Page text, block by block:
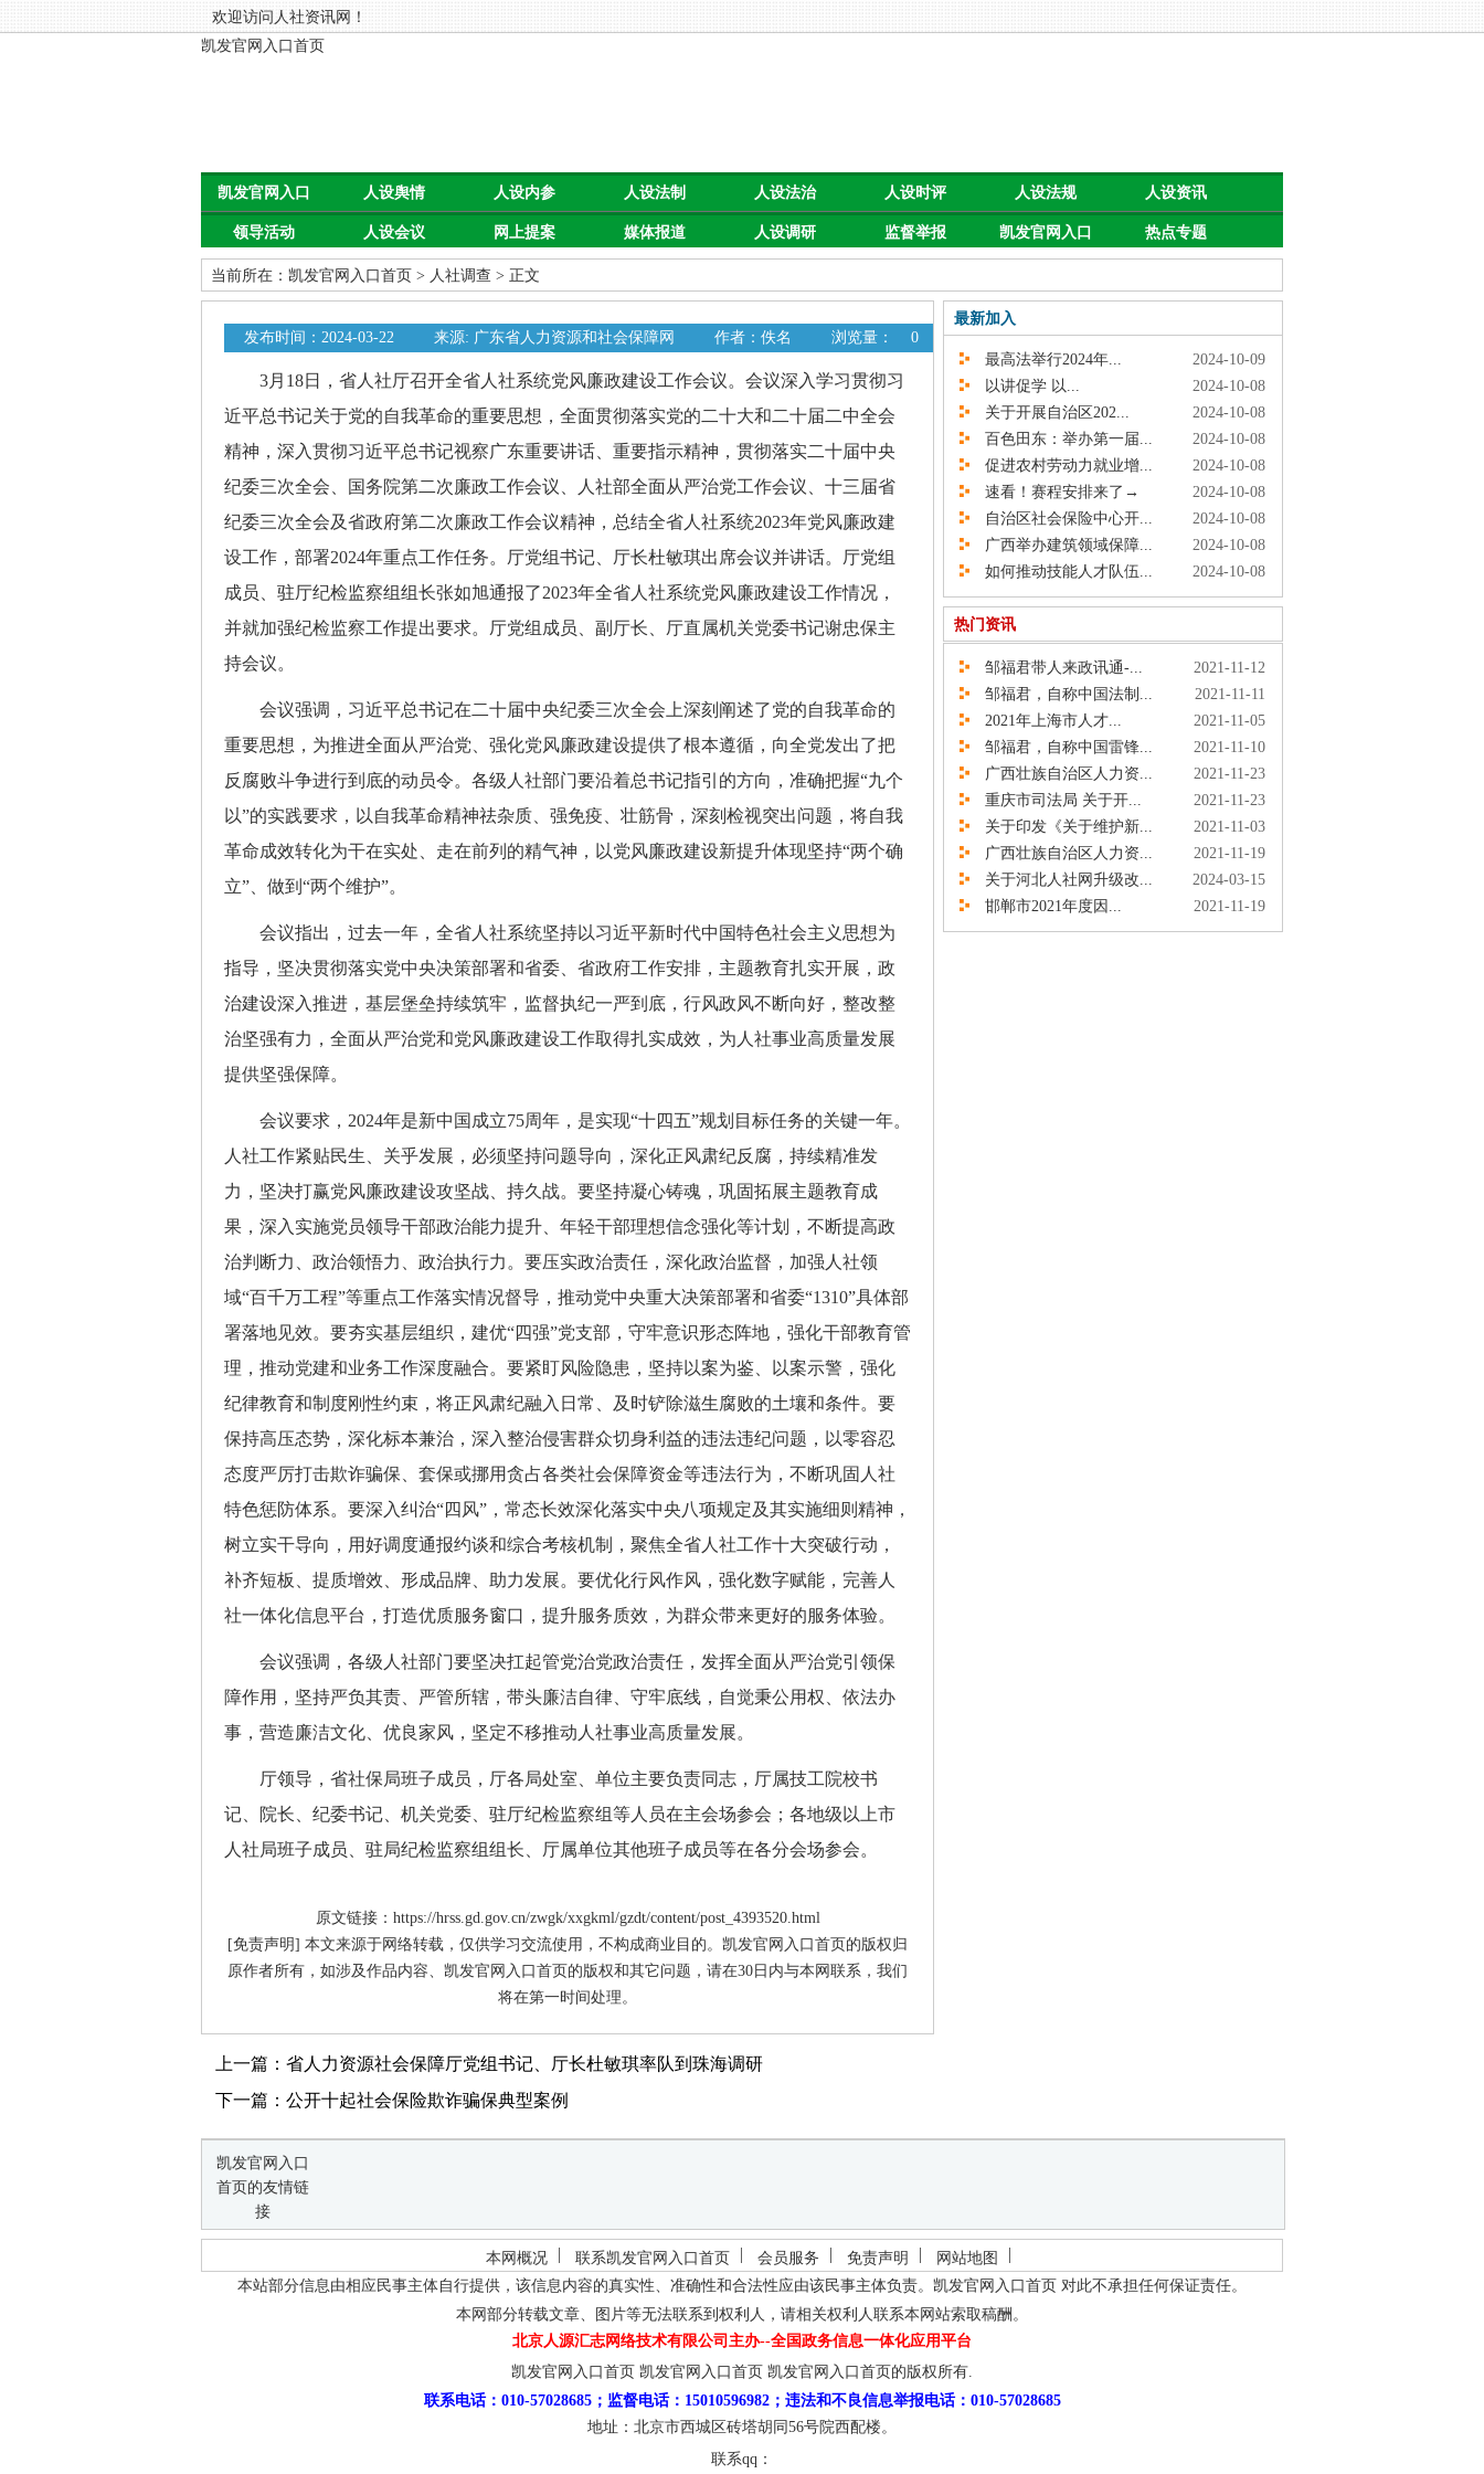
欢迎访问人社资讯网！
凯发官网入口首页
凯发官网入口
首页
人设舆情 人设内参 人设法制 人设法治 人设时评 人设法规 人设资讯
领导活动 人设会议 网上提案 媒体报道 人设调研 监督举报 凯发官网入口 热点专题
当前所在： 凯发官网入口首页 > 人社调查 > 正文
发布时间：2024-03-22 来源: 广东省人力资源和社会保障网 作者：佚名 浏览量： 0
3月18日，省人社厅召开全省人社系统党风廉政建设工作会议。会议深入学习贯彻习
近平总书记关于党的自我革命的重要思想，全面贯彻落实党的二十大和二十届二中全会
精神，深入贯彻习近平总书记视察广东重要讲话、重要指示精神，贯彻落实二十届中央
纪委三次全会、国务院第二次廉政工作会议、人社部全面从严治党工作会议、十三届省
纪委三次全会及省政府第二次廉政工作会议精神，总结全省人社系统2023年党风廉政建
设工作，部署2024年重点工作任务。厅党组书记、厅长杜敏琪出席会议并讲话。厅党组
成员、驻厅纪检监察组组长张如旭通报了2023年全省人社系统党风廉政建设工作情况，
并就加强纪检监察工作提出要求。厅党组成员、副厅长、厅直属机关党委书记谢忠保主
持会议。
会议强调，习近平总书记在二十届中央纪委三次全会上深刻阐述了党的自我革命的
重要思想，为推进全面从严治党、强化党风廉政建设提供了根本遵循，向全党发出了把
反腐败斗争进行到底的动员令。各级人社部门要沿着总书记指引的方向，准确把握“九个
以”的实践要求，以自我革命精神祛杂质、强免疫、壮筋骨，深刻检视突出问题，将自我
革命成效转化为干在实处、走在前列的精气神，以党风廉政建设新提升体现坚持“两个确
立”、做到“两个维护”。
会议指出，过去一年，全省人社系统坚持以习近平新时代中国特色社会主义思想为
指导，坚决贯彻落实党中央决策部署和省委、省政府工作安排，主题教育扎实开展，政
治建设深入推进，基层堡垒持续筑牢，监督执纪一严到底，行风政风不断向好，整改整
治坚强有力，全面从严治党和党风廉政建设工作取得扎实成效，为人社事业高质量发展
提供坚强保障。
会议要求，2024年是新中国成立75周年，是实现“十四五”规划目标任务的关键一年。
人社工作紧贴民生、关乎发展，必须坚持问题导向，深化正风肃纪反腐，持续精准发
力，坚决打赢党风廉政建设攻坚战、持久战。要坚持凝心铸魂，巩固拓展主题教育成
果，深入实施党员领导干部政治能力提升、年轻干部理想信念强化等计划，不断提高政
治判断力、政治领悟力、政治执行力。要压实政治责任，深化政治监督，加强人社领
域“百千万工程”等重点工作落实情况督导，推动党中央重大决策部署和省委“1310”具体部
署落地见效。要夯实基层组织，建优“四强”党支部，守牢意识形态阵地，强化干部教育管
理，推动党建和业务工作深度融合。要紧盯风险隐患，坚持以案为鉴、以案示警，强化
纪律教育和制度刚性约束，将正风肃纪融入日常、及时铲除滋生腐败的土壤和条件。要
保持高压态势，深化标本兼治，深入整治侵害群众切身利益的违法违纪问题，以零容忍
态度严厉打击欺诈骗保、套保或挪用贪占各类社会保障资金等违法行为，不断巩固人社
特色惩防体系。要深入纠治“四风”，常态长效深化落实中央八项规定及其实施细则精神，
树立实干导向，用好调度通报约谈和综合考核机制，聚焦全省人社工作十大突破行动，
补齐短板、提质增效、形成品牌、助力发展。要优化行风作风，强化数字赋能，完善人
社一体化信息平台，打造优质服务窗口，提升服务质效，为群众带来更好的服务体验。
会议强调，各级人社部门要坚决扛起管党治党政治责任，发挥全面从严治党引领保
障作用，坚持严负其责、严管所辖，带头廉洁自律、守牢底线，自觉秉公用权、依法办
事，营造廉洁文化、优良家风，坚定不移推动人社事业高质量发展。
厅领导，省社保局班子成员，厅各局处室、单位主要负责同志，厅属技工院校书
记、院长、纪委书记、机关党委、驻厅纪检监察组等人员在主会场参会；各地级以上市
人社局班子成员、驻局纪检监察组组长、厅属单位其他班子成员等在各分会场参会。
原文链接：https://hrss.gd.gov.cn/zwgk/xxgkml/gzdt/content/post_4393520.html
[免责声明] 本文来源于网络转载，仅供学习交流使用，不构成商业目的。凯发官网入口首页的版权归
原作者所有，如涉及作品内容、凯发官网入口首页的版权和其它问题，请在30日内与本网联系，我们
将在第一时间处理。
上一篇：省人力资源社会保障厅党组书记、厅长杜敏琪率队到珠海调研
下一篇：公开十起社会保险欺诈骗保典型案例
最新加入
最高法举行2024年...
2024-10-09
以讲促学 以...
2024-10-08
关于开展自治区202...
2024-10-08
百色田东：举办第一届...
2024-10-08
促进农村劳动力就业增...
2024-10-08
速看！赛程安排来了→
2024-10-08
自治区社会保险中心开...
2024-10-08
广西举办建筑领域保障...
2024-10-08
如何推动技能人才队伍...
2024-10-08
热门资讯
邹福君带人来政讯通-...
2021-11-12
邹福君，自称中国法制...
2021-11-11
2021年上海市人才...
2021-11-05
邹福君，自称中国雷锋...
2021-11-10
广西壮族自治区人力资...
2021-11-23
重庆市司法局 关于开...
2021-11-23
关于印发《关于维护新...
2021-11-03
广西壮族自治区人力资...
2021-11-19
关于河北人社网升级改...
2024-03-15
邯郸市2021年度因...
2021-11-19
凯发官网入口
首页的友情链
接
本网概况 联系凯发官网入口首页 会员服务 免责声明
网站地图
本站部分信息由相应民事主体自行提供，该信息内容的真实性、准确性和合法性应由该民事主体负责。 凯发官网入口首页 对此不承担任何保证责任。
本网部分转载文章、图片等无法联系到权利人，请相关权利人联系本网站索取稿酬。
北京人源汇志网络技术有限公司主办--全国政务信息一体化应用平台
凯发官网入口首页 凯发官网入口首页 凯发官网入口首页的版权所有.
联系电话：010-57028685；监督电话：15010596982；违法和不良信息举报电话：010-57028685
地址：北京市西城区砖塔胡同56号院西配楼。
联系qq：